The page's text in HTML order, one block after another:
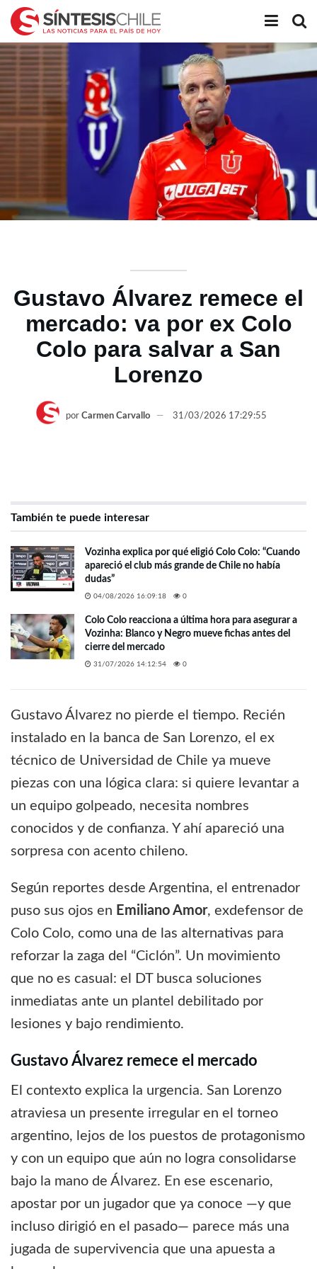
Gustavo Álvarez remece el
mercado: va por ex Colo
Colo para salvar a San
Lorenzo
por Carmen Carvallo 31/03/2026 17:29:55
También te puede interesar
Vozinha explica por qué eligió Colo Colo: “Cuando
apareció el club más grande de Chile no había
dudas”
04/08/2026 16:09:18 0
Colo Colo reacciona a última hora para asegurar a
Vozinha: Blanco y Negro mueve fichas antes del
cierre del mercado
31/07/2026 14:12:54 0
Gustavo Álvarez no pierde el tiempo. Recién
instalado en la banca de San Lorenzo, el ex
técnico de Universidad de Chile ya mueve
piezas con una lógica clara: si quiere levantar a
un equipo golpeado, necesita nombres
conocidos y de confianza. Y ahí apareció una
sorpresa con acento chileno.
Según reportes desde Argentina, el entrenador
puso sus ojos en Emiliano Amor, exdefensor de
Colo Colo, como una de las alternativas para
reforzar la zaga del “Ciclón”. Un movimiento
que no es casual: el DT busca soluciones
inmediatas ante un plantel debilitado por
lesiones y bajo rendimiento.
Gustavo Álvarez remece el mercado
El contexto explica la urgencia. San Lorenzo
atraviesa un presente irregular en el torneo
argentino, lejos de los puestos de protagonismo
y con un equipo que aún no logra consolidarse
bajo la mano de Álvarez. En ese escenario,
apostar por un jugador que ya conoce —y que
incluso dirigió en el pasado— parece más una
jugada de supervivencia que una apuesta a